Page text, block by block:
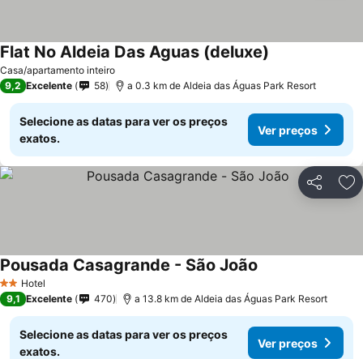
Casa/apartamento inteiro
Flat No Aldeia Das Aguas (deluxe)
9,2 Excelente 58 a 0.3 km de Aldeia das Águas Park Resort
Selecione as datas para ver os preços
exatos.
Ver preços
Partilhar
2 Estrelas
Hotel
Pousada Casagrande - São João
9,1 Excelente 470 a 13.8 km de Aldeia das Águas Park Resort
Selecione as datas para ver os preços
exatos.
Ver preços